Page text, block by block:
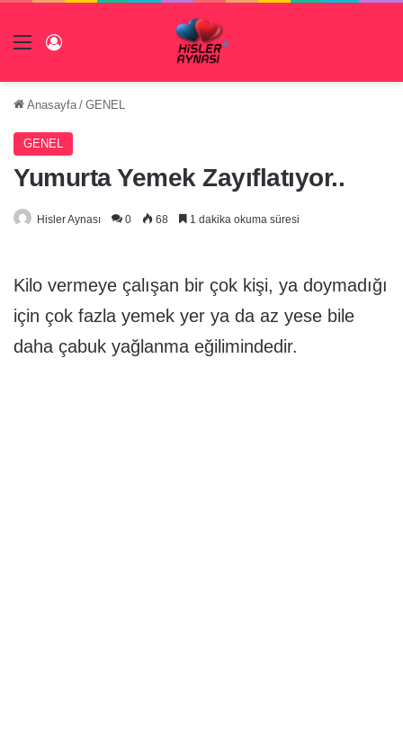
Menü
Anasayfa / GENEL
GENEL
Yumurta Yemek Zayıflatıyor..
Hisler Aynası 0 68 1 dakika okuma süresi
Kilo vermeye çalışan bir çok kişi, ya doymadığı
için çok fazla yemek yer ya da az yese bile
daha çabuk yağlanma eğilimindedir.